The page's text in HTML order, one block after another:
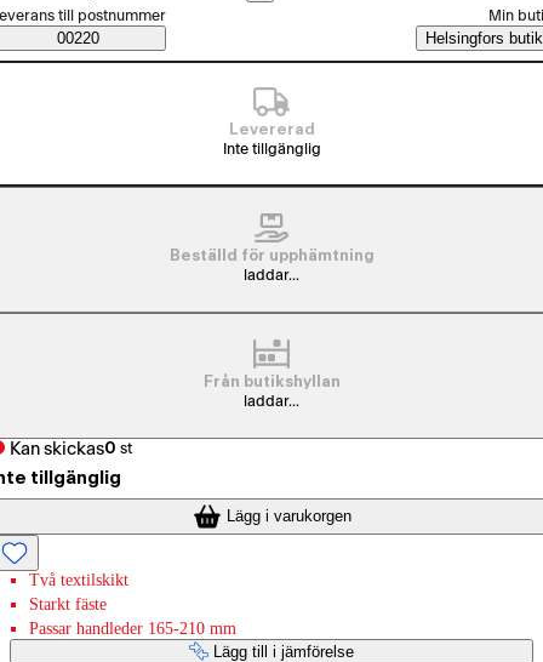
Saatavuustiedot
beställningssätt
till postnummer
00220
Min
Helsingfors butik
Levererad
Inte tillgänglig
Beställd för upphämtning
laddar...
Från butikshyllan
laddar...
Kan skickas0 st
tillgänglig
Lägg i varukorgen
Två textilskikt
Starkt fäste
Passar handleder 165-210 mm
Lägg till i jämförelse